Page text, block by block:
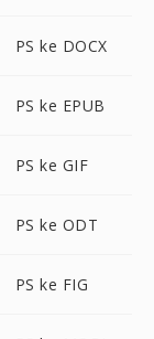
PS ke DOCX
PS ke EPUB
PS ke GIF
PS ke ODT
PS ke FIG